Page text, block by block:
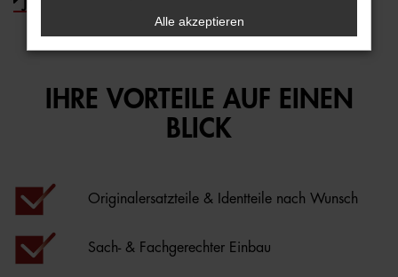
IHRE VORTEILE AUF EINEN
BLICK
Originalersatzteile & Identteile nach Wunsch
Sach- & Fachgerechter Einbau
Alle akzeptieren